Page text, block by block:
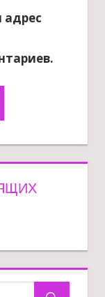
адрес